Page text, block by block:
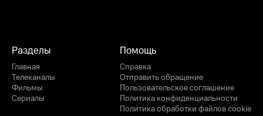
Разделы
Главная
Телеканалы
Фильмы
Сериалы
Помощь
Справка
Отправить обращение
Пользовательское соглашение
Политика конфиденциальности
Политика обработки файлов cookie